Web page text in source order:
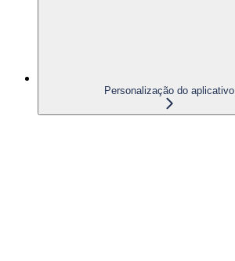
Personalização do aplicativo